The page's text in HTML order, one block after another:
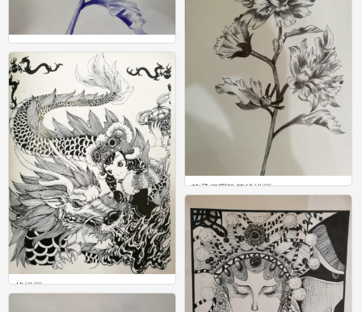
圆珠笔线描画
0
孩子们圆珠笔线描画
线描画